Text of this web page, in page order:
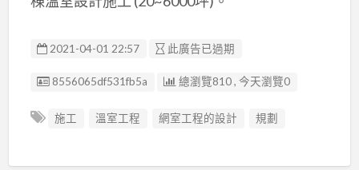
2021-04-01 22:57 此廣告已過期
廣告编號
8556065df531fb5a 總瀏覽810 , 今天瀏覽0
施工 溫室工程 網室工程的設計 規劃